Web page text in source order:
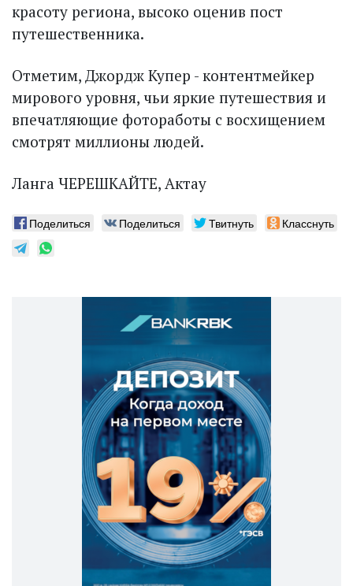
красоту региона, высоко оценив пост
путешественника.
Отметим, Джордж Купер - контентмейкер
мирового уровня, чьи яркие путешествия и
впечатляющие фотоработы с восхищением
смотрят миллионы людей.
Ланга ЧЕРЕШКАЙТЕ, Актау
Поделиться Поделиться Твитнуть Класснуть